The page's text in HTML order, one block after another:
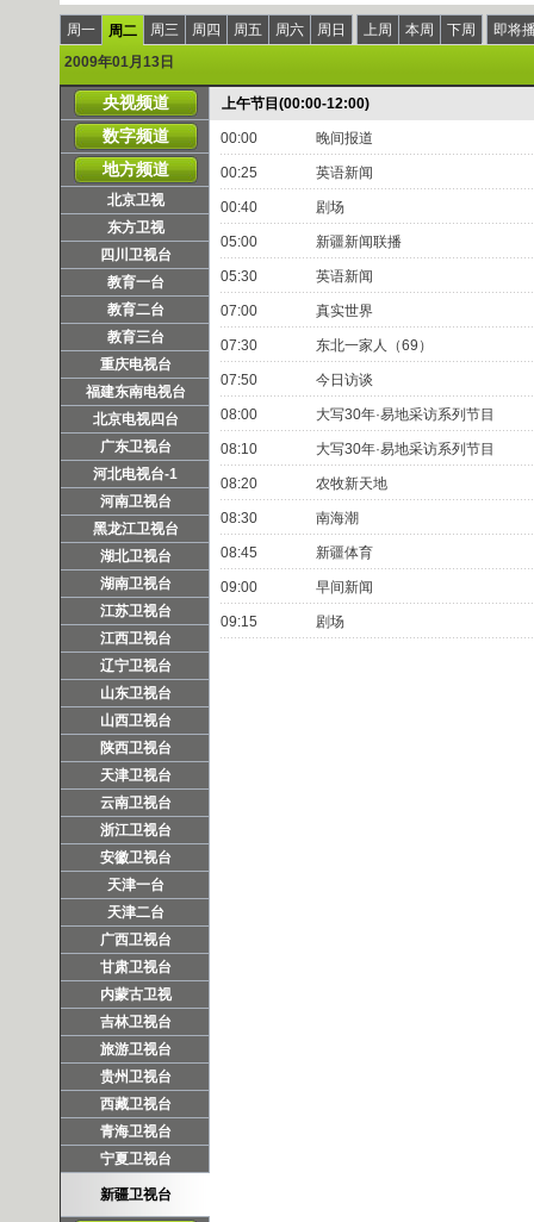
周一 周二 周三 周四 周五 周六 周日 上周 本周 下周
即将
2009年01月13日
央视频道
数字频道
地方频道
北京卫视
东方卫视
四川卫视台
教育一台
教育二台
教育三台
重庆电视台
福建东南电视台
北京电视四台
广东卫视台
河北电视台-1
河南卫视台
黑龙江卫视台
湖北卫视台
湖南卫视台
江苏卫视台
江西卫视台
辽宁卫视台
山东卫视台
山西卫视台
陕西卫视台
天津卫视台
云南卫视台
浙江卫视台
安徽卫视台
天津一台
天津二台
广西卫视台
甘肃卫视台
内蒙古卫视
吉林卫视台
旅游卫视台
贵州卫视台
西藏卫视台
青海卫视台
宁夏卫视台
新疆卫视台
上午节目(00:00-12:00)
00:00 晚间报道
00:25 英语新闻
00:40 剧场
05:00 新疆新闻联播
05:30 英语新闻
07:00 真实世界
07:30 东北一家人（69）
07:50 今日访谈
08:00 大写30年·易地采访系列节目
08:10 大写30年·易地采访系列节目
08:20 农牧新天地
08:30 南海潮
08:45 新疆体育
09:00 早间新闻
09:15 剧场